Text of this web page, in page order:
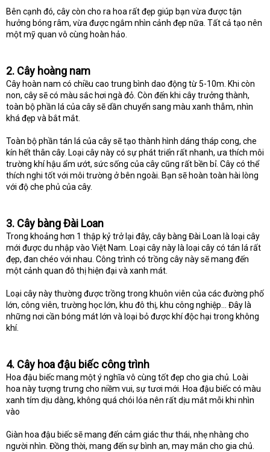
Bên cạnh đó, cây còn cho ra hoa rất đẹp giúp bạn vừa được tận
hưởng bóng râm, vừa được ngắm nhìn cảnh đẹp nữa. Tất cả tạo nên
một mỹ quan vô cùng hoàn hảo.
2. Cây hoàng nam
Cây hoàn nam có chiều cao trung bình dao động từ 5-10m. Khi còn
non, cây sẽ có màu sắc hơi ngà đỏ. Còn đến khi cây trưởng thành,
toàn bộ phần lá của cây sẽ dần chuyển sang màu xanh thẫm, nhìn
khá đẹp và bắt mắt.
Toàn bộ phần tán lá của cây sẽ tạo thành hình dáng tháp cong, che
kín hết thân cây. Loại cây này có sự phát triển rất nhanh, ưa thích môi
trường khí hậu ẩm ướt, sức sống của cây cũng rất bền bỉ. Cây có thể
thích nghi tốt với môi trường ở bên ngoài. Bạn sẽ hoàn toàn hài lòng
với độ che phủ của cây.
3. Cây bàng Đài Loan
Trong khoảng hơn 1 thập kỷ trở lại đây, cây bàng Đài Loan là loại cây
mới được du nhập vào Việt Nam. Loại cây này là loại cây có tán lá rất
đẹp, đan chéo với nhau. Công trình có trồng cây này sẽ mang đến
một cảnh quan đô thị hiện đại và xanh mát.
Loại cây này thường được trồng trong khuôn viên của các đường phố
lớn, công viên, trường học lớn, khu đô thị, khu công nghiệp… Đây là
những nơi cần bóng mát lớn và loại bỏ được khí độc hại trong không
khí.
4. Cây hoa đậu biếc công trình
Hoa đậu biếc mang một ý nghĩa vô cùng tốt đẹp cho gia chủ. Loài
hoa này tượng trưng cho niềm vui, sự tươi mới. Hoa đậu biếc có màu
xanh tím dịu dàng, không quá chói lóa nên rất dịu mắt mỗi khi nhìn
vào
Giàn hoa đậu biếc sẽ mang đến cảm giác thư thái, nhẹ nhàng cho
người nhìn. Đồng thời, mang đến sự bình an, may mắn cho gia chủ.